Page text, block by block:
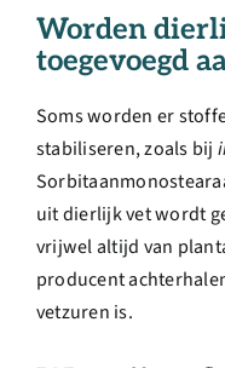
Worden
toegevoegd
Soms worden er
stabiliseren, zoals bij
uit dierlijk vet wordt
vrijwel altijd van
producent
vetzuren is.